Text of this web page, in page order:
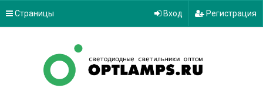
Страницы Вход Регистрация